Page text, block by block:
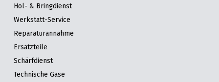
Hol- & Bringdienst
Werkstatt-Service
Reparaturannahme
Ersatzteile
Schärfdienst
Technische Gase